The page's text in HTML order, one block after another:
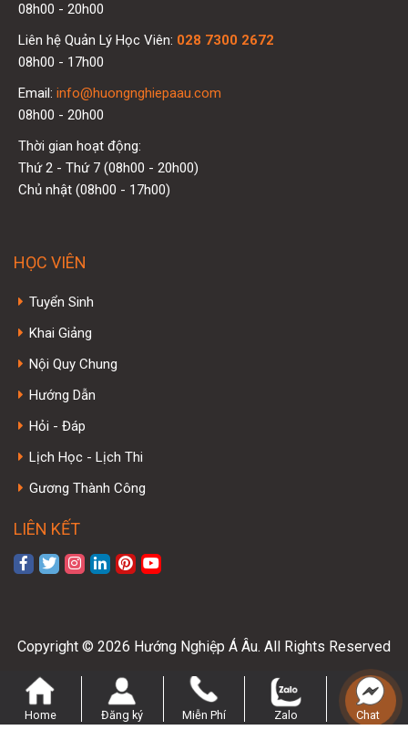
08h00 - 20h00
Liên hệ Quản Lý Học Viên: 028 7300 2672
08h00 - 17h00
Email: info@huongnghiepaau.com
08h00 - 20h00
Thời gian hoạt động:
Thứ 2 - Thứ 7 (08h00 - 20h00)
Chủ nhật (08h00 - 17h00)
HỌC VIÊN
Tuyển Sinh
Khai Giảng
Nội Quy Chung
Hướng Dẫn
Hỏi - Đáp
Lịch Học - Lịch Thi
Gương Thành Công
LIÊN KẾT
Copyright © 2026 Hướng Nghiệp Á Âu. All Rights Reserved
Home Đăng ký Miễn Phí Zalo Chat